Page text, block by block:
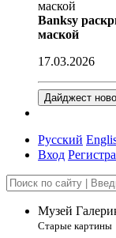
Banksy
маской
17.03.2026
Дайджест
Русский
Вход
Музей
Старые картины